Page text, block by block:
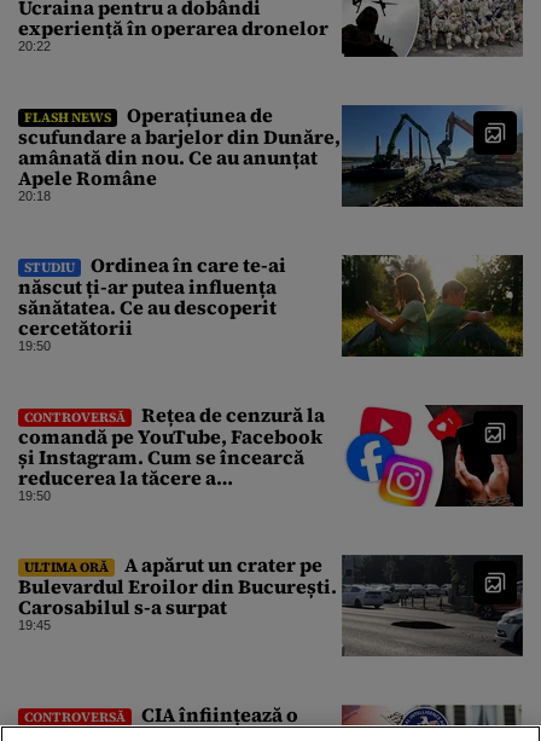
Ucraina pentru a dobândi
experiență în operarea dronelor
20:22
FLASH NEWS
Operațiunea de
scufundare a barjelor din Dunăre,
amânată din nou. Ce au anunțat
Apele Române
20:18
STUDIU
Ordinea în care te-ai
născut ți-ar putea influența
sănătatea. Ce au descoperit
cercetătorii
19:50
CONTROVERSĂ
Rețea de cenzură la
comandă pe YouTube, Facebook
și Instagram. Cum se încearcă
reducerea la tăcere a
investigațiilor de presă de pe
19:50
ULTIMA ORĂ
A apărut un crater pe
Bulevardul Eroilor din București.
Carosabilul s-a surpat
19:45
CONTROVERSĂ
CIA înființează o